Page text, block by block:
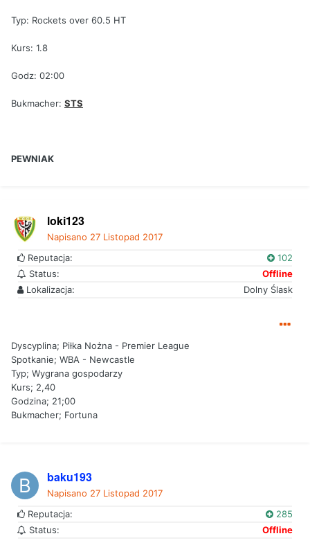
Typ: Rockets over 60.5 HT
Kurs: 1.8
Godz: 02:00
Bukmacher: STS
PEWNIAK
loki123
Napisano 27 Listopad 2017
Reputacja:
102
Status:
Offline
Lokalizacja:
Dolny Ślask
Dyscyplina; Piłka Nożna - Premier League
Spotkanie; WBA - Newcastle
Typ; Wygrana gospodarzy
Kurs; 2,40
Godzina; 21;00
Bukmacher; Fortuna
baku193
Napisano 27 Listopad 2017
Reputacja:
285
Status:
Offline